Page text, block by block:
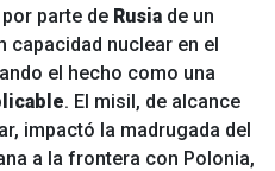
parte de Rusia de un
capacidad nuclear en el
el hecho como una
. El misil, de alcance
impactó la madrugada del
a la frontera con Polonia,